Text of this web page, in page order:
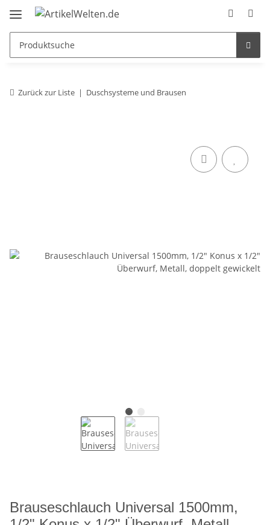
Zurück zur Liste Duschsysteme und Brausen
Brauseschlauch Universal 1500mm,